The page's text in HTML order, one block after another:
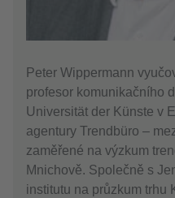
Peter Wippermann
profesor komunikačního
Universität der Künste v
agentury Trendbüro –
zaměřené na výzkum
Mnichově. Společně s
institutu na průzkum trhu